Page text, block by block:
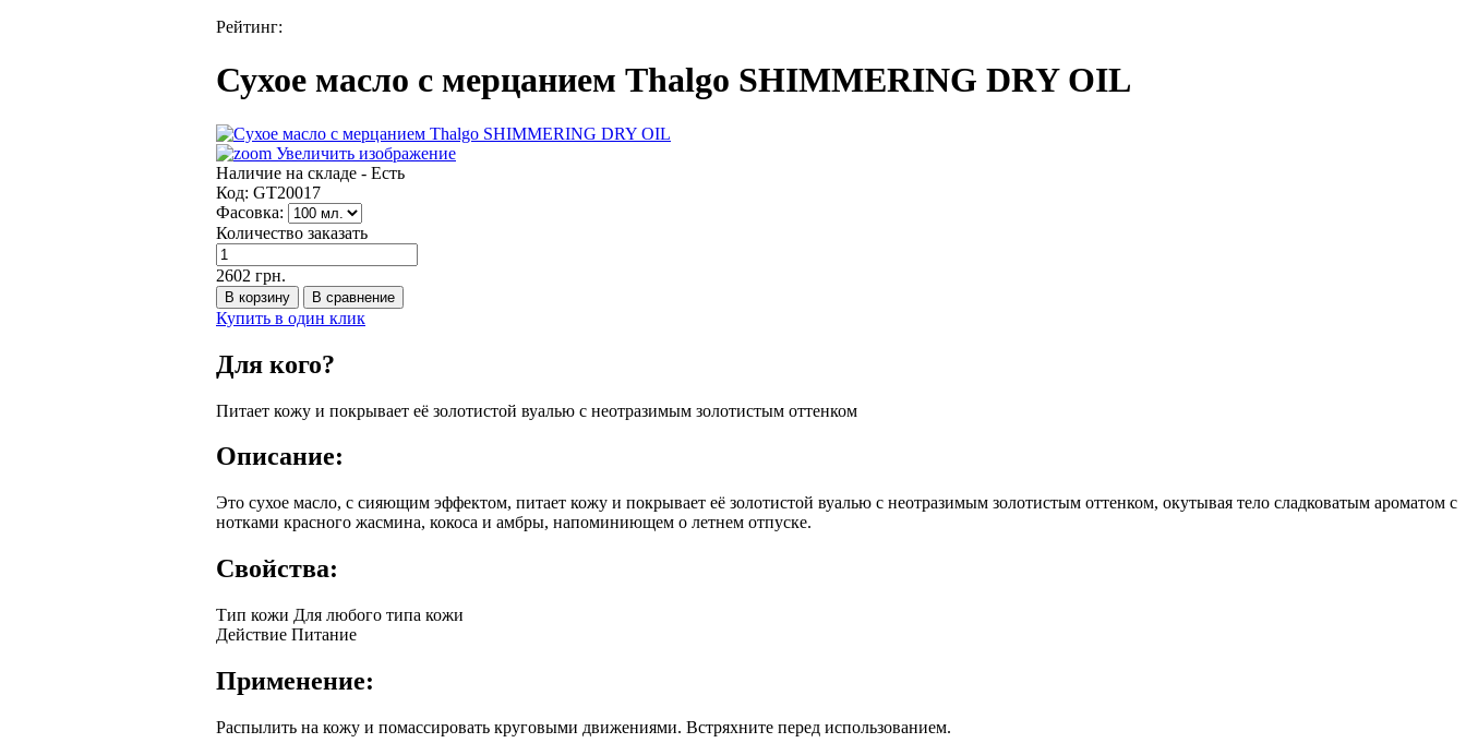
Рейтинг:
Сухое масло с мерцанием Thalgo SHIMMERING DRY OIL
Увеличить изображение
Наличие на складе - Есть
Код: GT20017
Фасовка:
Количество заказать
2602 грн.
Купить в один клик
Для кого?
Питает кожу и покрывает её золотистой вуалью с неотразимым золотистым оттенком
Описание:
Это сухое масло, с сияющим эффектом, питает кожу и покрывает её золотистой вуалью с неотразимым золотистым оттенком, окутывая тело сладковатым ароматом с
нотками красного жасмина, кокоса и амбры, напоминиющем о летнем отпуске.
Свойства:
Тип кожи Для любого типа кожи
Действие Питание
Применение:
Распылить на кожу и помассировать круговыми движениями. Встряхните перед использованием.